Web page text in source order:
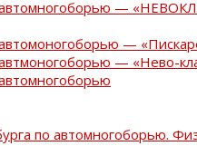
автомногоборью —
—
— «Нево-
по автомногоборью.